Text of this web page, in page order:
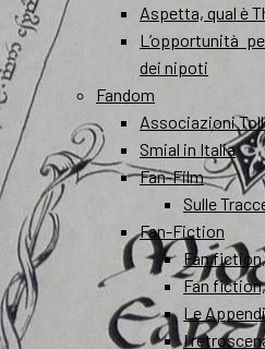
Aspetta, qual è
L’opportunità
dei nipoti
Fandom
Associazioni
Smial in Italia
Fan-Film
Sulle
Fan-Fiction
Fan
Fan
Le
I